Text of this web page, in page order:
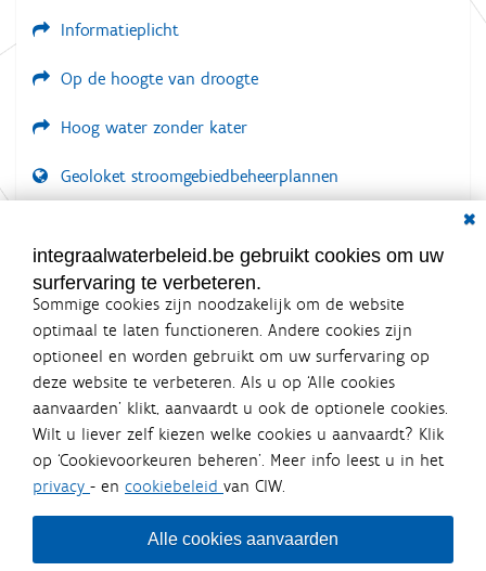
Informatieplicht
Op de hoogte van droogte
Hoog water zonder kater
Geoloket stroomgebiedbeheerplannen
LOGIN VEREIST
integraalwaterbeleid.be gebruikt cookies om uw
surfervaring te verbeteren.
Sommige cookies zijn noodzakelijk om de website
optimaal te laten functioneren. Andere cookies zijn
optioneel en worden gebruikt om uw surfervaring op
deze website te verbeteren. Als u op ‘Alle cookies
aanvaarden’ klikt, aanvaardt u ook de optionele cookies.
Wilt u liever zelf kiezen welke cookies u aanvaardt? Klik
op ‘Cookievoorkeuren beheren’. Meer info leest u in het
privacy - en cookiebeleid van CIW.
Alle cookies aanvaarden
Integraalwaterbeleid.be is een
officiële website van de Vlaamse
overheid
uitgegeven door Coördinatiecommissie Integraal
Waterbeleid
De Coördinatiecommissie Integraal Waterbeleid (CIW) is een
bestuursniveaus die bij het waterbeleid betrokken zijn. Ook
waterbedrijven nemen deel aan het overleg. Deze
samenwerking zorgt voor een gecoördineerde en